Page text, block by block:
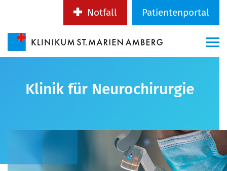
Notfall Patientenportal
Klinik für Neurochirurgie